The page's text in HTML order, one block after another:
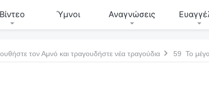
Βίντεο Ύμνοι Αναγνώσεις
τον Αμνό και τραγουδήστε νέα τραγούδια 59 Το